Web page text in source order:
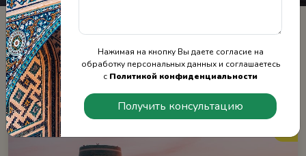
Главная Туры
Фильтр
Найдено 25 туров
Нажимая на кнопку Вы даете согласие на
обработку персональных данных и соглашаетесь
с Политикой конфиденциальности